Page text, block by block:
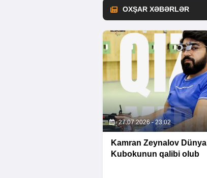
OXŞAR XƏBƏRLƏR
27.07.2026 - 23:02
Kamran Zeynalov Dünya
Kubokunun qalibi olub